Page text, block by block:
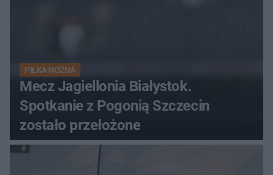
PIŁKA NOŻNA
Mecz Jagiellonia Białystok.
Spotkanie z Pogonią Szczecin
zostało przełożone